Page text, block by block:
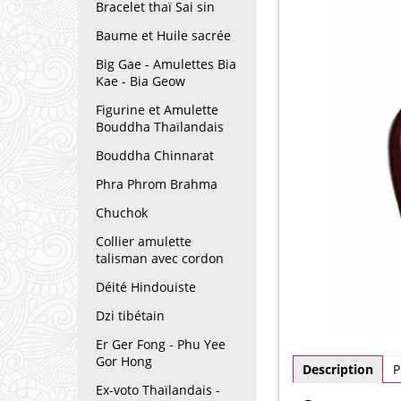
Bracelet thaï Sai sin
Baume et Huile sacrée
Big Gae - Amulettes Bia
Kae - Bia Geow
Figurine et Amulette
Bouddha Thaïlandais
Bouddha Chinnarat
Phra Phrom Brahma
Chuchok
Collier amulette
talisman avec cordon
Déité Hindouiste
Dzi tibétain
Er Ger Fong - Phu Yee
Gor Hong
Ex-voto Thaïlandais -
Description